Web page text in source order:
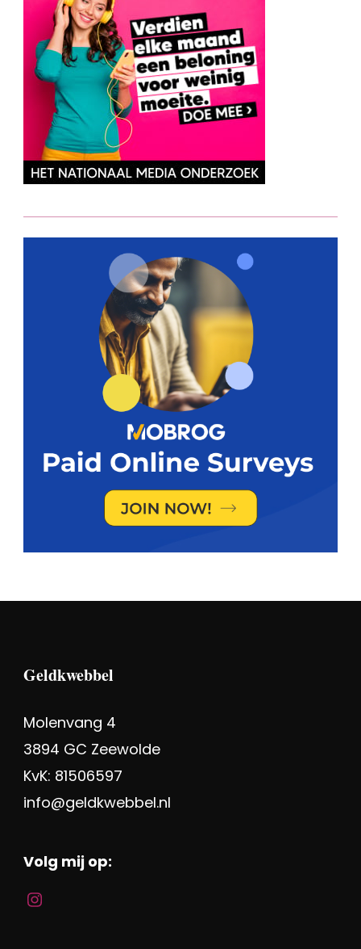
Geldkwebbel
Molenvang 4
3894 GC Zeewolde
KvK: 81506597
info@geldkwebbel.nl
Volg mij op: